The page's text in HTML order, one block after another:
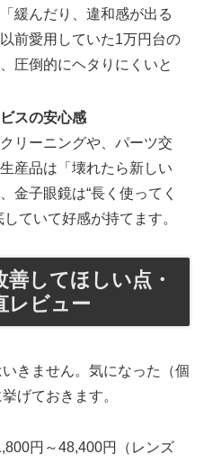
緩んだり、違和感が出る
前愛用していた1万円台の
圧倒的にヘタりにくいと
スの安心感
リーニングや、パーツ交
産品は「壊れたら新しい
金子眼鏡は“長く使ってく
ていて好感が持てます。
してほしい点・
レビュー
きません。気になった（個
げておきます。
円～48,400円（レンズ